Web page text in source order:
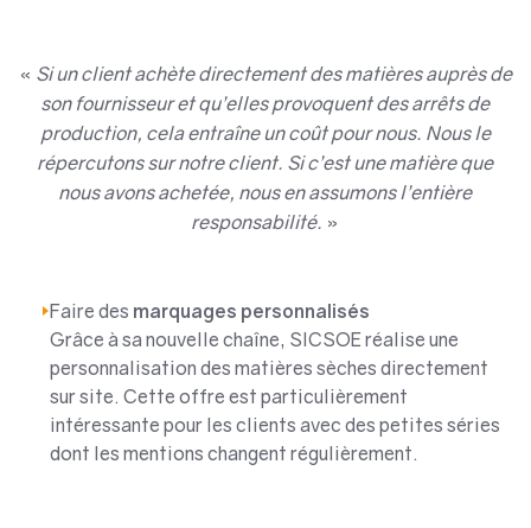
« Si un client achète directement des matières auprès de
son fournisseur et qu’elles provoquent des arrêts de
production, cela entraîne un coût pour nous. Nous le
répercutons sur notre client. Si c’est une matière que
nous avons achetée, nous en assumons l’entière
responsabilité. »
Faire des marquages personnalisés
Grâce à sa nouvelle chaîne, SICSOE réalise une
personnalisation des matières sèches directement
sur site. Cette offre est particulièrement
intéressante pour les clients avec des petites séries
dont les mentions changent régulièrement.